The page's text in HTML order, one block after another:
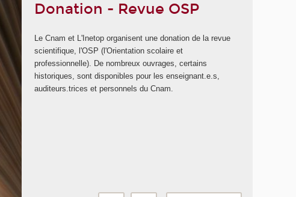
Donation - Revue OSP
Le Cnam et L'Inetop organisent une donation de la revue
scientifique, l'OSP (l'Orientation scolaire et
professionnelle). De nombreux ouvrages, certains
historiques, sont disponibles pour les enseignant.e.s,
auditeurs.trices et personnels du Cnam.